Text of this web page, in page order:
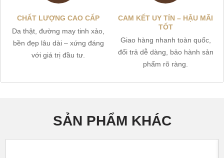
CHẤT LƯỢNG CAO CẤP
Da thật, đường may tinh xảo,
bền đẹp lâu dài – xứng đáng
với giá trị đầu tư.
CAM KẾT UY TÍN – HẬU MÃI
TỐT
Giao hàng nhanh toàn quốc,
đổi trả dễ dàng, bảo hành sản
phẩm rõ ràng.
SẢN PHẨM KHÁC